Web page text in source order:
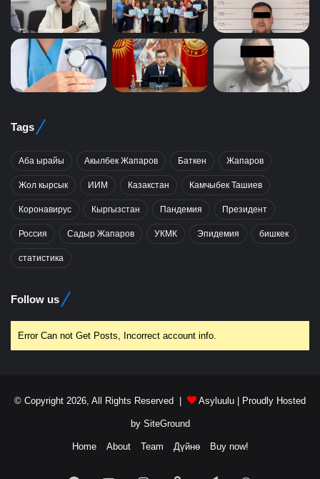
Tags
Аба ырайы Акылбек Жапаров Баткен Жапаров
Жол кырсык ИИМ Казакстан Камчыбек Ташиев
Коронавирус Кыргызстан Пандемия Президент
Россия Садыр Жапаров УКМК Эпидемия бишкек
статистика
Follow us
Error Can not Get Posts, Incorrect account info.
© Copyright 2026, All Rights Reserved | Asyluulu | Proudly Hosted
by SiteGround
Home About Team Дүйнө Buy now!